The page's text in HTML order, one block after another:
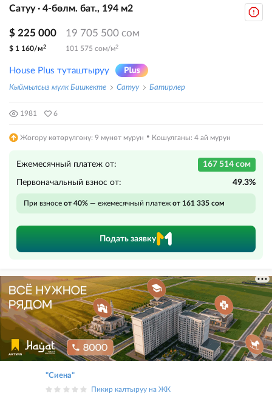
Сатуу · 4-бөлм. бат., 194 м2
$ 225 000 19 705 500 сом
$ 1 160/м2 101 575 сом/м2
House Plus туташтыруу
Кыймылсыз мүлк Бишкекте Сатуу Батирлер
1981 6
Жогору көтөрүлгөнү: 9 мүнөт мурун · Кошулганы: 4 ай мурун
Ежемесячный платеж от: 167 514 сом
Первоначальный взнос от: 49.3%
При взносе от 40% — ежемесячный платеж от 161 335 сом
Подать заявку
"Сиена"
Пикир калтыруу на ЖК